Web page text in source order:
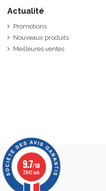
Actualité
Promotions
Nouveaux produits
Meilleures ventes
9.7/10
2843 avis